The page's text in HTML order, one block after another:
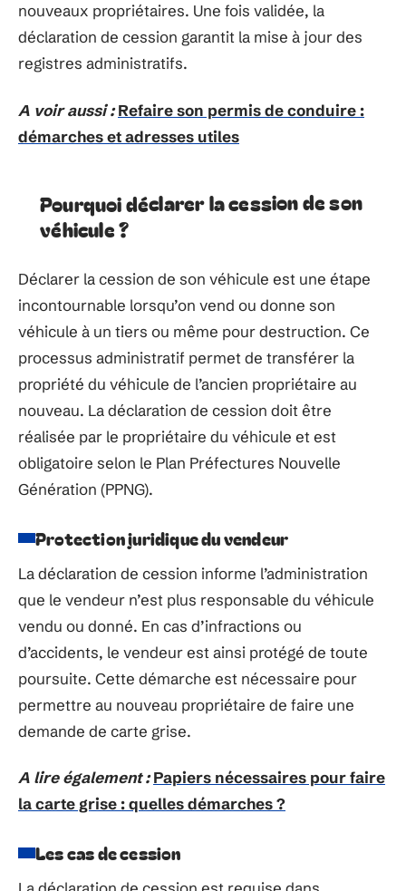
nouveaux propriétaires. Une fois validée, la
déclaration de cession garantit la mise à jour des
registres administratifs.
A voir aussi : Refaire son permis de conduire :
démarches et adresses utiles
Pourquoi déclarer la cession de son
véhicule ?
Déclarer la cession de son véhicule est une étape
incontournable lorsqu’on vend ou donne son
véhicule à un tiers ou même pour destruction. Ce
processus administratif permet de transférer la
propriété du véhicule de l’ancien propriétaire au
nouveau. La déclaration de cession doit être
réalisée par le propriétaire du véhicule et est
obligatoire selon le Plan Préfectures Nouvelle
Génération (PPNG).
Protection juridique du vendeur
La déclaration de cession informe l’administration
que le vendeur n’est plus responsable du véhicule
vendu ou donné. En cas d’infractions ou
d’accidents, le vendeur est ainsi protégé de toute
poursuite. Cette démarche est nécessaire pour
permettre au nouveau propriétaire de faire une
demande de carte grise.
A lire également : Papiers nécessaires pour faire
la carte grise : quelles démarches ?
Les cas de cession